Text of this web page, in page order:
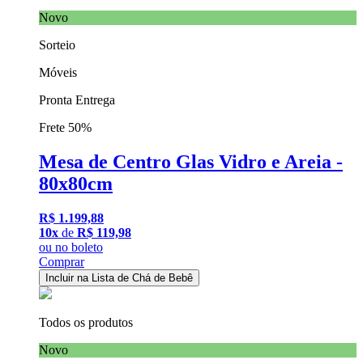
Novo
Sorteio
Móveis
Pronta Entrega
Frete 50%
Mesa de Centro Glas Vidro e Areia -
80x80cm
R$ 1.199,88
10x de R$ 119,98
ou no boleto
Comprar
Incluir na Lista de Chá de Bebê
Todos os produtos
Novo